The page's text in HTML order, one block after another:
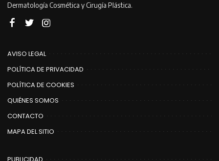
Dermatología Cosmética y Cirugía Plástica.
AVISO LEGAL
POLÍTICA DE PRIVACIDAD
POLÍTICA DE COOKIES
QUIÉNES SOMOS
CONTACTO
MAPA DEL SITIO